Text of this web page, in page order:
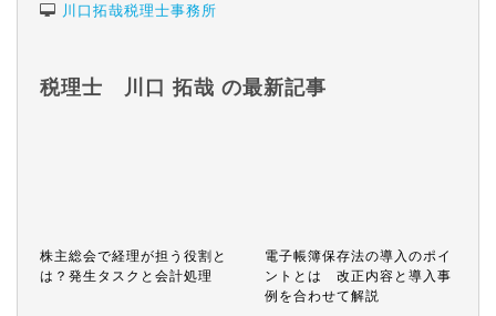
川口拓哉税理士事務所
税理士 川口 拓哉 の最新記事
株主総会で経理が担う役割と
は？発生タスクと会計処理
電子帳簿保存法の導入のポイ
ントとは 改正内容と導入事
例を合わせて解説